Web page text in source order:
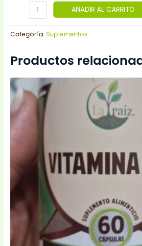
AÑADIR AL CARRITO
Categoría:Suplementos
Productos